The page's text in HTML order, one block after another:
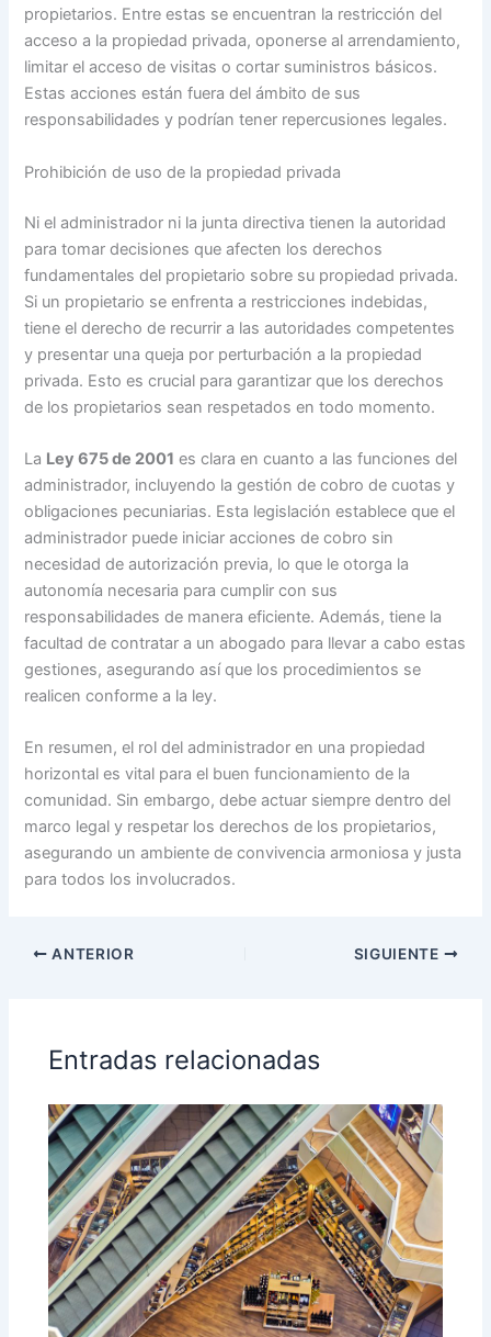
propietarios. Entre estas se encuentran la restricción del
acceso a la propiedad privada, oponerse al arrendamiento,
limitar el acceso de visitas o cortar suministros básicos.
Estas acciones están fuera del ámbito de sus
responsabilidades y podrían tener repercusiones legales.
Prohibición de uso de la propiedad privada
Ni el administrador ni la junta directiva tienen la autoridad
para tomar decisiones que afecten los derechos
fundamentales del propietario sobre su propiedad privada.
Si un propietario se enfrenta a restricciones indebidas,
tiene el derecho de recurrir a las autoridades competentes
y presentar una queja por perturbación a la propiedad
privada. Esto es crucial para garantizar que los derechos
de los propietarios sean respetados en todo momento.
La Ley 675 de 2001 es clara en cuanto a las funciones del
administrador, incluyendo la gestión de cobro de cuotas y
obligaciones pecuniarias. Esta legislación establece que el
administrador puede iniciar acciones de cobro sin
necesidad de autorización previa, lo que le otorga la
autonomía necesaria para cumplir con sus
responsabilidades de manera eficiente. Además, tiene la
facultad de contratar a un abogado para llevar a cabo estas
gestiones, asegurando así que los procedimientos se
realicen conforme a la ley.
En resumen, el rol del administrador en una propiedad
horizontal es vital para el buen funcionamiento de la
comunidad. Sin embargo, debe actuar siempre dentro del
marco legal y respetar los derechos de los propietarios,
asegurando un ambiente de convivencia armoniosa y justa
para todos los involucrados.
ANTERIOR SIGUIENTE
Entradas relacionadas